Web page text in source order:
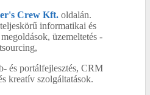
Crew Kft. oldalán.
informatikai és
üzemeltetés -
és portálfejlesztés, CRM
kreatív szolgáltatások.